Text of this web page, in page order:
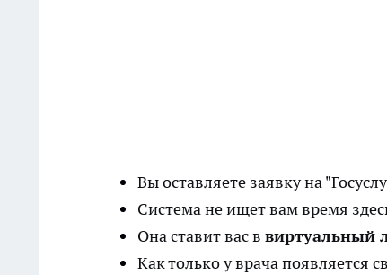
Вы оставляете заявку на
Система не ищет вам время
Она ставит вас в виртуальный
Как только у врача появляется